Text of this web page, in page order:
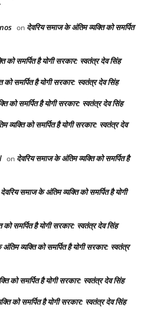
on देवरिय समाज के अंतिम व्यक्ति को समर्पित
को समर्पित है योगी सरकार: स्वतंत्र देव सिंह
समर्पित है योगी सरकार: स्वतंत्र देव सिंह
को समर्पित है योगी सरकार: स्वतंत्र देव सिंह
व्यक्ति को समर्पित है योगी सरकार: स्वतंत्र देव
on देवरिय समाज के अंतिम व्यक्ति को समर्पित है
देवरिय समाज के अंतिम व्यक्ति को समर्पित है योगी
समर्पित है योगी सरकार: स्वतंत्र देव सिंह
व्यक्ति को समर्पित है योगी सरकार: स्वतंत्र
को समर्पित है योगी सरकार: स्वतंत्र देव सिंह
को समर्पित है योगी सरकार: स्वतंत्र देव सिंह